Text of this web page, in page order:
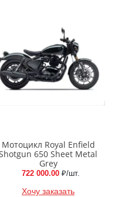
Мотоцикл Royal Enfield
650 Sheet Metal
Grey
722 000.00 ₽/шт.
Хочу заказать